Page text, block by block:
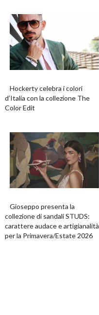
Hockerty celebra i colori
d’Italia con la collezione The
Color Edit
Gioseppo presenta la
collezione di sandali STUDS:
carattere audace e artigianalità
per la Primavera/Estate 2026